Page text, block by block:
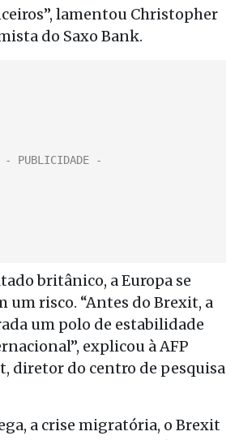
lamentou Christopher
do Saxo Bank.
britânico, a Europa se
um risco. “Antes do Brexit, a
um polo de estabilidade
explicou à AFP
diretor do centro de pesquisa
a crise migratória, o Brexit